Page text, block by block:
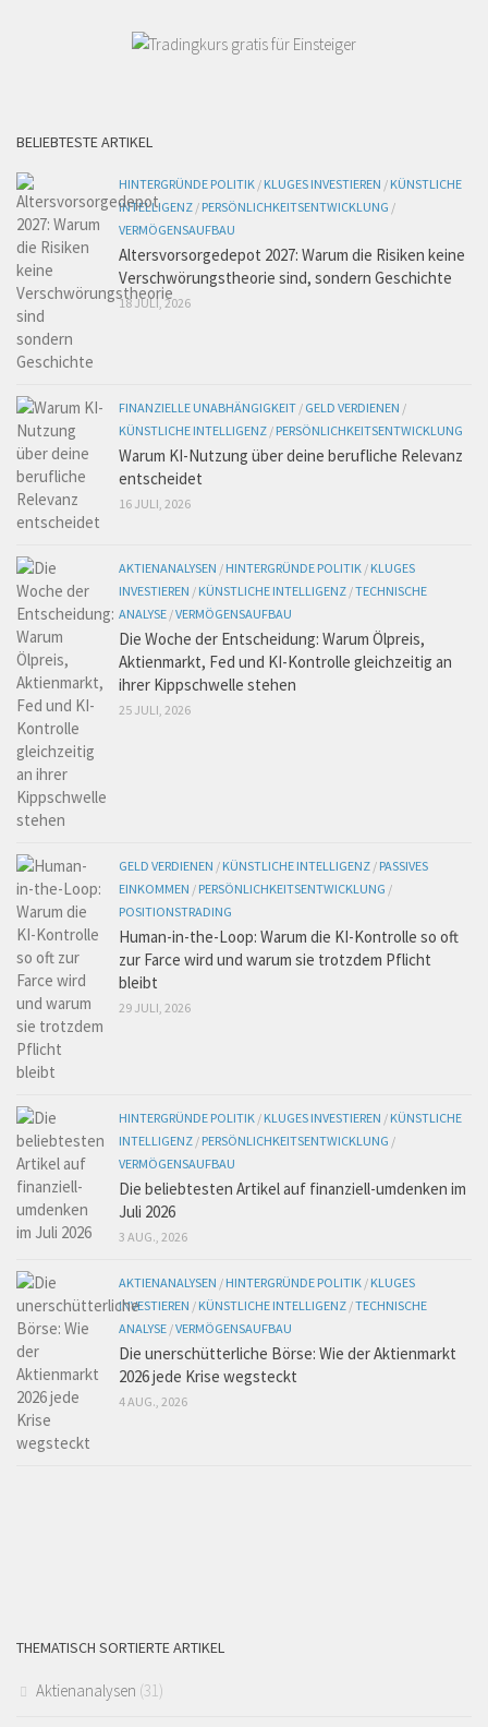
BELIEBTESTE ARTIKEL
HINTERGRÜNDE POLITIK / KLUGES INVESTIEREN / KÜNSTLICHE
INTELLIGENZ / PERSÖNLICHKEITSENTWICKLUNG /
VERMÖGENSAUFBAU
Altersvorsorgedepot 2027: Warum die Risiken keine
Verschwörungstheorie sind, sondern Geschichte
18 JULI, 2026
FINANZIELLE UNABHÄNGIGKEIT / GELD VERDIENEN /
KÜNSTLICHE INTELLIGENZ / PERSÖNLICHKEITSENTWICKLUNG
Warum KI-Nutzung über deine berufliche Relevanz
entscheidet
16 JULI, 2026
AKTIENANALYSEN / HINTERGRÜNDE POLITIK / KLUGES
INVESTIEREN / KÜNSTLICHE INTELLIGENZ /TECHNISCHE
ANALYSE /VERMÖGENSAUFBAU
Die Woche der Entscheidung: Warum Ölpreis,
Aktienmarkt, Fed und KI-Kontrolle gleichzeitig an
ihrer Kippschwelle stehen
25 JULI, 2026
GELD VERDIENEN / KÜNSTLICHE INTELLIGENZ / PASSIVES
EINKOMMEN / PERSÖNLICHKEITSENTWICKLUNG /
POSITIONSTRADING
Human-in-the-Loop: Warum die KI-Kontrolle so oft
zur Farce wird und warum sie trotzdem Pflicht
bleibt
29 JULI, 2026
HINTERGRÜNDE POLITIK / KLUGES INVESTIEREN / KÜNSTLICHE
INTELLIGENZ / PERSÖNLICHKEITSENTWICKLUNG /
VERMÖGENSAUFBAU
Die beliebtesten Artikel auf finanziell-umdenken im
Juli 2026
3 AUG., 2026
AKTIENANALYSEN / HINTERGRÜNDE POLITIK / KLUGES
INVESTIEREN / KÜNSTLICHE INTELLIGENZ /TECHNISCHE
ANALYSE /VERMÖGENSAUFBAU
Die unerschütterliche Börse: Wie der Aktienmarkt
2026 jede Krise wegsteckt
4 AUG., 2026
THEMATISCH SORTIERTE ARTIKEL
Aktienanalysen (31)